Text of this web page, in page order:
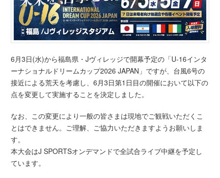
6月3日(水)から福島県・Jヴィレッジで開幕予定の「U-16インタ
ーナショナルドリームカップ2026 JAPAN」ですが、台風6号の
接近による荒天を考慮し、6月3日第1日目の開催において以下の
点を変更して実施することを決定しました。
なお、この変更により一般の皆さまは現地でご観戦いただくこ
とはできません。ご理解、ご協力いただきますようお願いしま
す。
本大会はJ SPORTSオンデマンドで全試合ライブ中継を予定し
ています。